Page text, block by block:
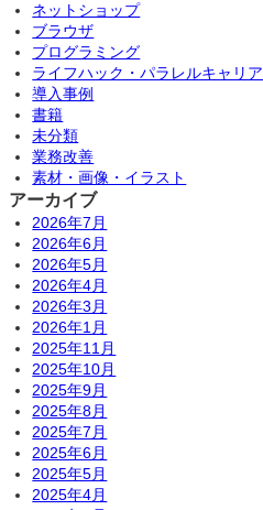
ネットショップ
ブラウザ
プログラミング
ライフハック・パラレルキャリア
導入事例
書籍
未分類
業務改善
素材・画像・イラスト
アーカイブ
2026年7月
2026年6月
2026年5月
2026年4月
2026年3月
2026年1月
2025年11月
2025年10月
2025年9月
2025年8月
2025年7月
2025年6月
2025年5月
2025年4月